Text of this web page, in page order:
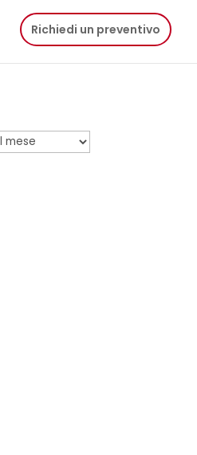
Richiedi un preventivo